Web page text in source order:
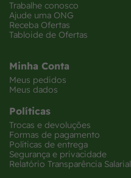
Trabalhe conosco
Ajude uma ONG
Receba Ofertas
Tabloide de Ofertas
Minha Conta
Meus pedidos
Meus dados
Políticas
Trocas e devoluções
Formas de pagamento
Políticas de entrega
Segurança e privacidade
Relatório Transparência Salarial